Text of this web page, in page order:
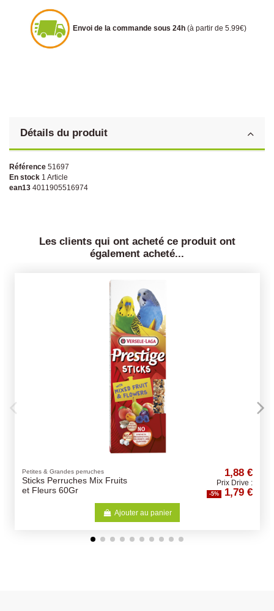
Envoi de la commande sous 24h (à partir de 5.99€)
Détails du produit
Référence 51697
En stock 1 Article
ean13 4011905516974
Les clients qui ont acheté ce produit ont
également acheté...
& Grandes perruches
Perruches Mix Fruits
60Gr
1,79 €
Ajouter au panier
Abreuvoirs